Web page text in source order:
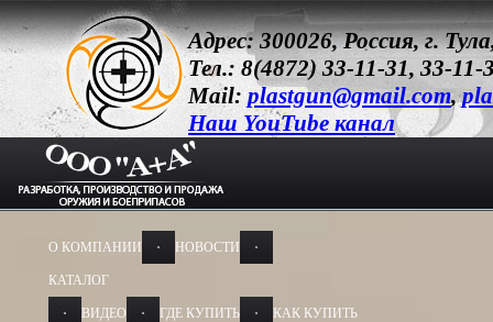
Адрес: 300026, Россия, г.
Тел.: 8(4872) 33-11-31, 33-11-
Mail: plastgun@gmail.com,
Наш YouTube канал
О КОМПАНИИ НОВОСТИ
КАТАЛОГ
ВИДЕО ГДЕ КУПИТЬ
КАК КУПИТЬ